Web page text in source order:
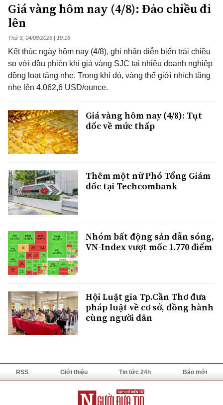
Giá vàng hôm nay (4/8): Đảo chiều đi
lên
Thứ 3, 04/08/2026 | 19:16
Kết thúc ngày hôm nay (4/8), ghi nhận diễn biến trái chiều
so với đầu phiên khi giá vàng SJC tại nhiều doanh nghiệp
đồng loạt tăng nhẹ. Trong khi đó, vàng thế giới nhích tăng
nhẹ lên 4.062,6 USD/ounce.
Giá vàng hôm nay (4/8): Tụt
dốc về mức thấp
Thêm một nữ Phó Tổng Giám
đốc tại Techcombank
Nhóm bất động sản dẫn sóng,
VN-Index vượt mốc 1.770 điểm
Hội Luật gia Tp.Cần Thơ đưa
pháp luật về cơ sở, đồng hành
cùng người dân
RSS Giới thiệu Tin tức 24h Báo mới